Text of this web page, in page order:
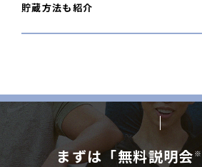
貯蔵方法も紹介
まずは「無料説明会 ※